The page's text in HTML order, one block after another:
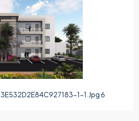
1-1.Jpg 6